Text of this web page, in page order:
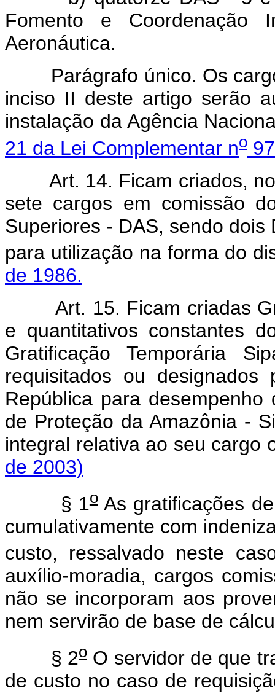
Fomento e
Aeronáutica.
Parágrafo único. Os
inciso II deste artigo serão
instalação da Agência
21 da Lei Complementar no
Art. 14. Ficam criados,
sete cargos em comissão
Superiores - DAS, sendo
para utilização na forma do
de 1986.
Art. 15. Ficam criadas
e quantitativos constantes
Gratificação Temporária
requisitados ou
República para
de Proteção da Amazônia -
integral relativa ao seu
de 2003)
§ 1oAs gratificações
cumulativamente com
custo, ressalvado neste
auxílio-moradia, cargos
não se incorporam aos
nem servirão de base de
§ 2o O servidor de que
de custo no caso de